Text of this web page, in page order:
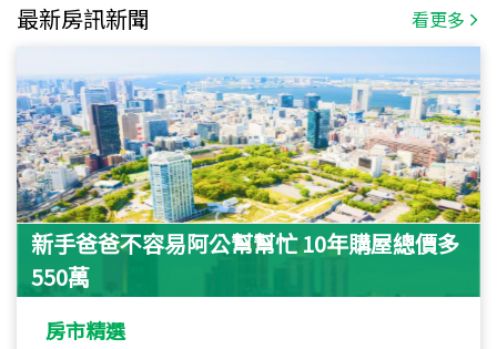
最新房訊新聞 看更多
新手爸爸不容易阿公幫幫忙 10年購屋總價多
550萬
房市精選